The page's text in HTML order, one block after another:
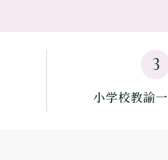
3
小学校教諭